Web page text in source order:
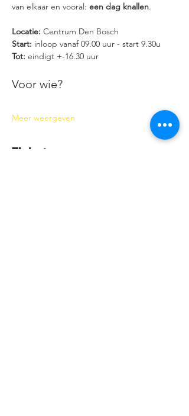
van elkaar en vooral: een dag knallen.
Locatie: Centrum Den Bosch
Start: inloop vanaf 09.00 uur - start 9.30u
Tot: eindigt +-16.30 uur
Voor wie?
Meer weergeven
Tickets